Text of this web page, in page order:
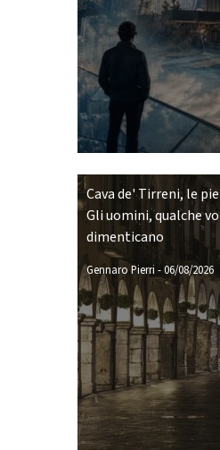
Cava de' Tirreni, le
Gli uomini, qualche
dimenticano
Gennaro Pierri -06/08/2026